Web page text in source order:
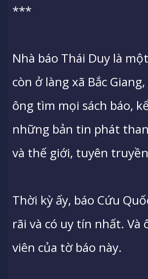
***
Nhà báo Thái Duy là
còn ở làng xã Bắc
ông tìm mọi sách báo,
những bản tin phát
và thế giới, tuyên
Thời kỳ ấy, báo Cứu
rãi và có uy tín nhất.
viên của tờ báo này.